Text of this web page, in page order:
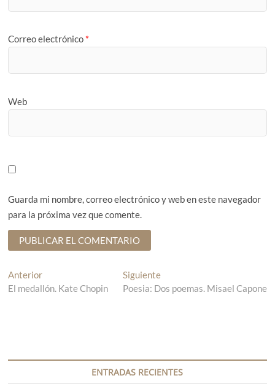
Correo electrónico *
Web
Guarda mi nombre, correo electrónico y web en este navegador
para la próxima vez que comente.
N
a
g
Anterior
n
n
El medallón. Kate Chopin
SiguienteE
n
s
i
Poesia: Dos poemas. Misael Capone
ENTRADAS RECIENTES